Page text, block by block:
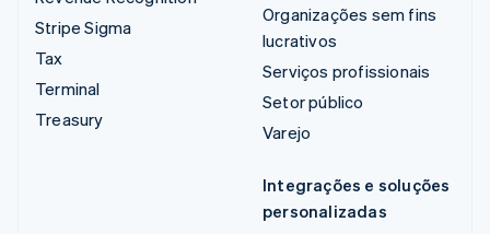
Stripe Sigma
Tax
Terminal
Treasury
Organizações sem fins
lucrativos
Serviços profissionais
Setor público
Varejo
Integrações e soluções
personalizadas